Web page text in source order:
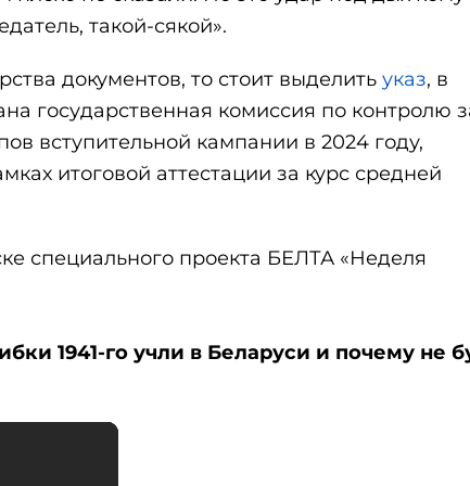
такой-сякой».
документов, то стоит выделить указ, в
государственная комиссия по контролю
вступительной кампании в 2024 году,
итоговой аттестации за курс средней
специального проекта БЕЛТА «Неделя
1941-го учли в Беларуси и почему не